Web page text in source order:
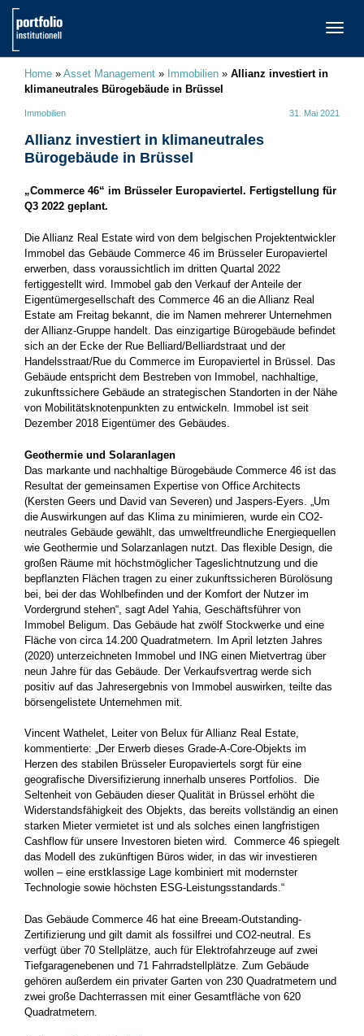
Home » Asset Management » Immobilien » Allianz investiert in
klimaneutrales Bürogebäude in Brüssel
Immobilien 31. Mai 2021
Allianz investiert in klimaneutrales
Bürogebäude in Brüssel
„Commerce 46“ im Brüsseler Europaviertel. Fertigstellung für
Q3 2022 geplant.
Die Allianz Real Estate wird von dem belgischen Projektentwickler
Immobel das Gebäude Commerce 46 im Brüsseler Europaviertel
erwerben, dass voraussichtlich im dritten Quartal 2022
fertiggestellt wird. Immobel gab den Verkauf der Anteile der
Eigentümergesellschaft des Commerce 46 an die Allianz Real
Estate am Freitag bekannt, die im Namen mehrerer Unternehmen
der Allianz-Gruppe handelt. Das einzigartige Bürogebäude befindet
sich an der Ecke der Rue Belliard/Belliardstraat und der
Handelsstraat/Rue du Commerce im Europaviertel in Brüssel. Das
Gebäude entspricht dem Bestreben von Immobel, nachhaltige,
zukunftssichere Gebäude an strategischen Standorten in der Nähe
von Mobilitätsknotenpunkten zu entwickeln. Immobel ist seit
Dezember 2018 Eigentümer des Gebäudes.
Geothermie und Solaranlagen
Das markante und nachhaltige Bürogebäude Commerce 46 ist das
Resultat der gemeinsamen Expertise von Office Architects
(Kersten Geers und David van Severen) und Jaspers-Eyers. „Um
die Auswirkungen auf das Klima zu minimieren, wurde ein CO2-
neutrales Gebäude gewählt, das umweltfreundliche Energiequellen
wie Geothermie und Solarzanlagen nutzt. Das flexible Design, die
großen Räume mit höchstmöglicher Tageslichtnutzung und die
bepflanzten Flächen tragen zu einer zukunftssicheren Bürolösung
bei, bei der das Wohlbefinden und der Komfort der Nutzer im
Vordergrund stehen“, sagt Adel Yahia, Geschäftsführer von
Immobel Beligum. Das Gebäude hat zwölf Stockwerke und eine
Fläche von circa 14.200 Quadratmetern. Im April letzten Jahres
(2020) unterzeichneten Immobel und ING einen Mietvertrag über
neun Jahre für das Gebäude. Der Verkaufsvertrag werde sich
positiv auf das Jahresergebnis von Immobel auswirken, teilte das
börsengelistete Unternehmen mit.
Vincent Wathelet, Leiter von Belux für Allianz Real Estate,
kommentierte: „Der Erwerb dieses Grade-A-Core-Objekts im
Herzen des stabilen Brüsseler Europaviertels sorgt für eine
geografische Diversifizierung innerhalb unseres Portfolios. Die
Seltenheit von Gebäuden dieser Qualität in Brüssel erhöht die
Widerstandsfähigkeit des Objekts, das bereits vollständig an einen
starken Mieter vermietet ist und als solches einen langfristigen
Cashflow für unsere Investoren bieten wird. Commerce 46 spiegelt
das Modell des zukünftigen Büros wider, in das wir investieren
wollen – eine erstklassige Lage kombiniert mit modernster
Technologie sowie höchsten ESG-Leistungsstandards.“
Das Gebäude Commerce 46 hat eine Breeam-Outstanding-
Zertifizierung und gilt damit als fossilfrei und CO2-neutral. Es
verfügt über 70 Stellplätze, auch für Elektrofahrzeuge auf zwei
Tiefgaragenebenen und 71 Fahrradstellplätze. Zum Gebäude
gehören außerdem ein privater Garten von 230 Quadratmetern und
zwei große Dachterrassen mit einer Gesamtfläche von 620
Quadratmetern.